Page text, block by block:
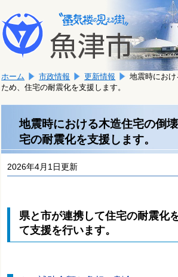
文
へ
移
ま
す。
こ
か
文
で
す。
ホーム 市政情報 更新情報
地震時にお
ため、住宅の耐震化を支援します。
地震時における木造住宅の倒
宅の耐震化を支援します。
2026年4月1日更新
県と市が連携して住宅の耐震化
て支援を行います。